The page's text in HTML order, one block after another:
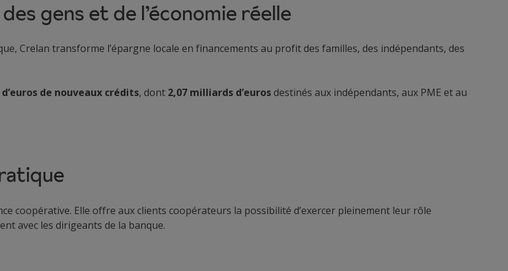
gens et de l’économie réelle
Crelan transforme l’épargne locale en financements au profit des familles, des indépendants, des
de nouveaux crédits, dont 2,07 milliards d’eurosdestinés aux indépendants, aux PME et au
coopérative. Elle offre aux clients coopérateurs la possibilité d’exercer pleinement leur rôle
avec les dirigeants de la banque.